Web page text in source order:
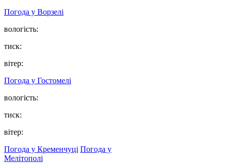
Погода у Ворзелі
вологість:
тиск:
вітер:
Погода у Гостомелі
вологість:
тиск:
вітер:
Погода у Кременчуці Погода у
Мелітополі